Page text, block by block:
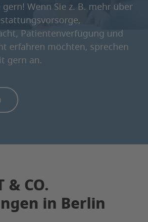
Wenn Sie z. B. mehr über
Patientenverfügung und
erfahren möchten, sprechen
gern an.
& CO.
in Berlin